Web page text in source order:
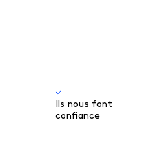
Ils nous font
confiance